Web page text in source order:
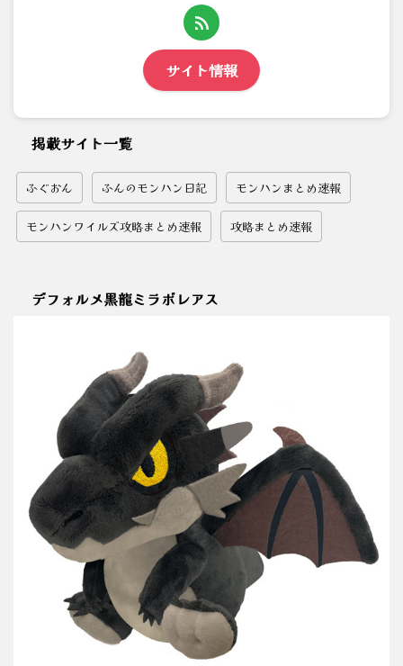
サイト情報
掲載サイト一覧
ふぐおん ふんのモンハン日記 モンハンまとめ速報
モンハンワイルズ攻略まとめ速報 攻略まとめ速報
デフォルメ黒龍ミラボレアス